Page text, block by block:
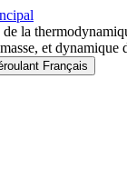
la
et dynamique
Français